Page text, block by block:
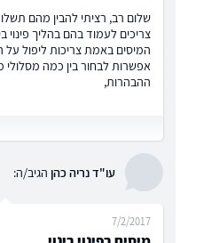
שלום רב, רציתי להבין מהם
צריכים לעמוד בהם בהליך פינוי
המיסים באמת צריכות ליפול על
אפשרות לבחור בין כמה מסלולי
ההבהרות,
עו"ד נריה כהן הגיב/ה:
7/2/2017